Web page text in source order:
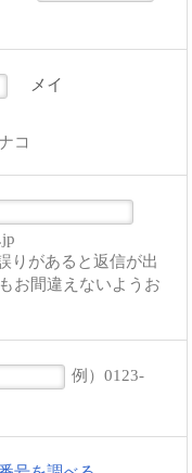
メイ
コ
りがあると返信が出
お間違えないようお
例）0123-